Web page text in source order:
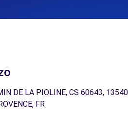
DE LA PIOLINE, CS 60643, 13540
FR